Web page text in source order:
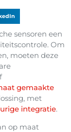
sensoren een
Om
moeten deze
gemaakte
met
integratie.
op maat